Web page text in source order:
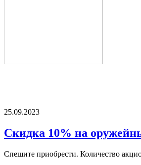
25.09.2023
Скидка 10% на
Спешите приобрести. Количество